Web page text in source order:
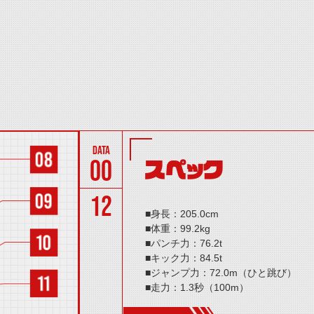
00
12
スペック
■身長：205.0cm
■体重：99.2kg
■パンチ力：76.2t
■キック力：84.5t
■ジャンプ力：72.0m（ひと跳び）
■走力：1.3秒（100m）